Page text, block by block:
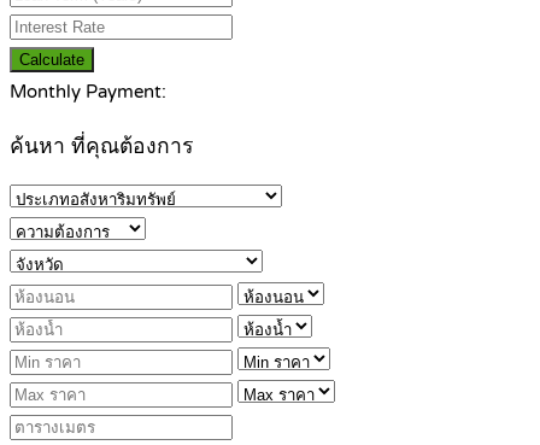
Calculate
Monthly Payment:
ค้นหา ที่คุณต้องการ